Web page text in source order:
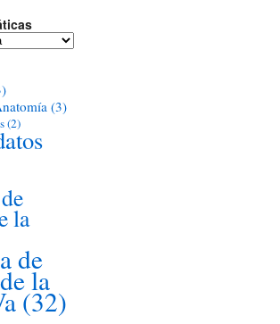
(3)
(2)
la
de
la
(32)